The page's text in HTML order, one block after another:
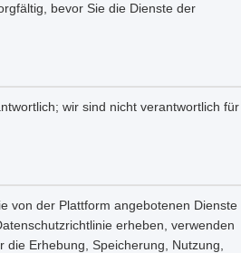
bevor Sie die Dienste der
wir sind nicht verantwortlich für
von der Plattform angebotenen Dienste
erheben, verwenden
Erhebung, Speicherung, Nutzung,